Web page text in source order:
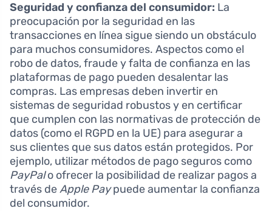
Seguridad y confianza del consumidor: La
preocupación por la seguridad en las
transacciones en línea sigue siendo un obstáculo
para muchos consumidores. Aspectos como el
robo de datos, fraude y falta de confianza en las
plataformas de pago pueden desalentar las
compras. Las empresas deben invertir en
sistemas de seguridad robustos y en certificar
que cumplen con las normativas de protección de
datos (como el RGPD en la UE) para asegurar a
sus clientes que sus datos están protegidos. Por
ejemplo, utilizar métodos de pago seguros como
PayPalo ofrecer la posibilidad de realizar pagos a
través deApple Paypuede aumentar la confianza
del consumidor.